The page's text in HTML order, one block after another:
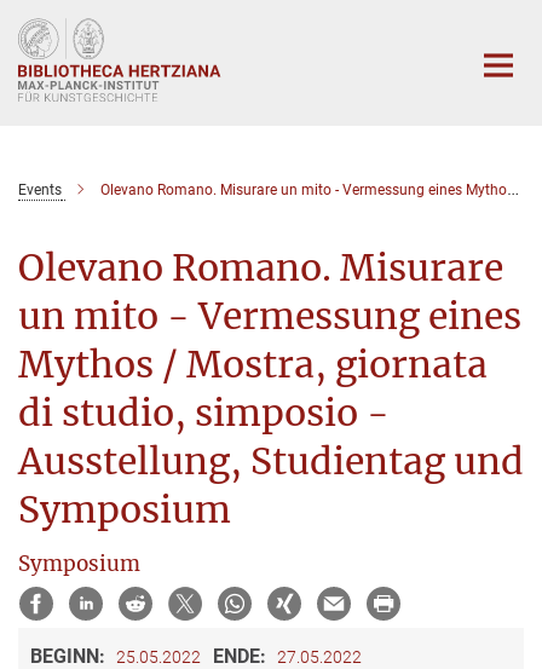
Hauptinhalt
Events Olevano Romano. Misurare un mito - Vermessung eines Mythos / Mostra, giornata di studio, simposio - Ausstellung, Studientag und Symposium
Olevano Romano. Misurare
un mito - Vermessung eines
Mythos / Mostra, giornata
di studio, simposio -
Ausstellung, Studientag und
Symposium
Symposium
BEGINN: 25.05.2022 ENDE: 27.05.2022